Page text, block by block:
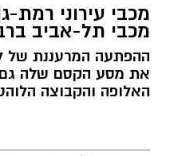
מכבי עירוני
מכבי תל-אביב
ההפתעה המרעננת של
את מסע הקסם שלה
האלופה והקבוצה